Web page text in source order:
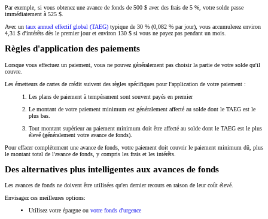
Par exemple, si vous obtenez une avance de fonds de 500 $ avec des frais de 5 %, votre solde passe
immédiatement à 525 $.
Avec un taux annuel effectif global (TAEG) typique de 30 % (0,082 % par jour), vous accumulerez environ
4,31 $ d'intérêts dès le premier jour et environ 130 $ si vous ne payez pas pendant un mois.
Règles d'application des paiements
Lorsque vous effectuez un paiement, vous ne pouvez généralement pas choisir la partie de votre solde qu'il
couvre.
Les émetteurs de cartes de crédit suivent des règles spécifiques pour l'application de votre paiement :
Les plans de paiement à tempérament sont souvent payés en premier
Le montant de votre paiement minimum est généralement affecté au solde dont le TAEG est le
plus bas.
Tout montant supérieur au paiement minimum doit être affecté au solde dont le TAEG est le plus
élevé (généralement votre avance de fonds).
Pour effacer complètement une avance de fonds, votre paiement doit couvrir le paiement minimum dû, plus
le montant total de l'avance de fonds, y compris les frais et les intérêts.
Des alternatives plus intelligentes aux avances de fonds
Les avances de fonds ne doivent être utilisées qu'en dernier recours en raison de leur coût élevé.
Envisagez ces meilleures options:
Utilisez votre épargne ou votre fonds d'urgence